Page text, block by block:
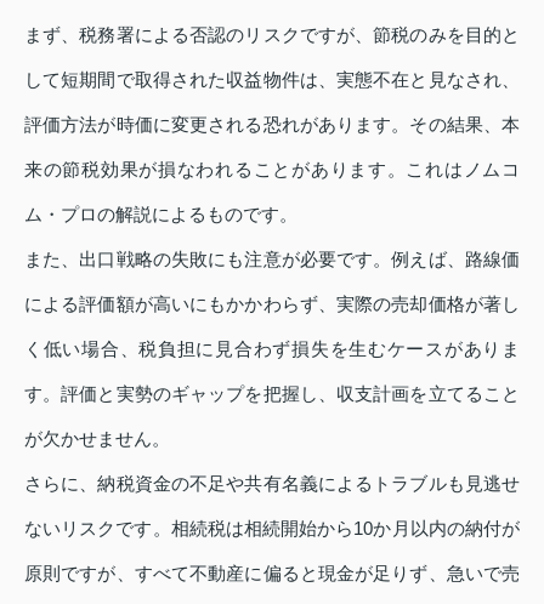
まず、税務署による否認のリスクですが、節税のみを目的と
して短期間で取得された収益物件は、実態不在と見なされ、
評価方法が時価に変更される恐れがあります。その結果、本
来の節税効果が損なわれることがあります。これはノムコ
ム・プロの解説によるものです。
また、出口戦略の失敗にも注意が必要です。例えば、路線価
による評価額が高いにもかかわらず、実際の売却価格が著し
く低い場合、税負担に見合わず損失を生むケースがありま
す。評価と実勢のギャップを把握し、収支計画を立てること
が欠かせません。
さらに、納税資金の不足や共有名義によるトラブルも見逃せ
ないリスクです。相続税は相続開始から10か月以内の納付が
原則ですが、すべて不動産に偏ると現金が足りず、急いで売